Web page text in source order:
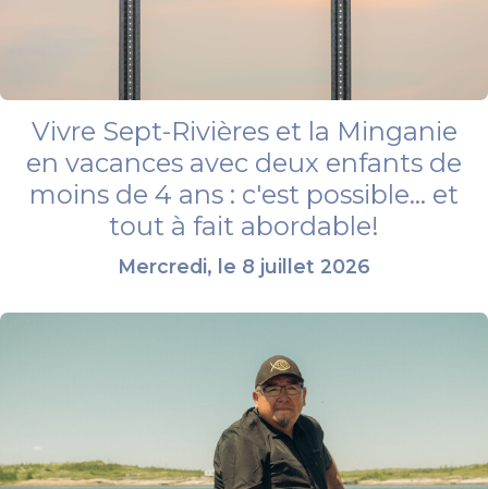
Vivre Sept-Rivières et la Minganie
en vacances avec deux enfants de
moins de 4 ans : c'est possible... et
tout à fait abordable!
Mercredi, le 8 juillet 2026